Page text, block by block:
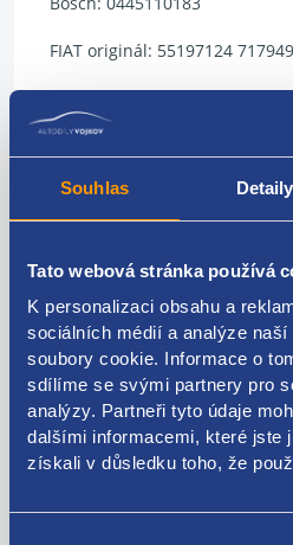
Souhlas Detaily
Tato webová stránka používá
K personalizaci obsahu a
sociálních médií a analýze
soubory cookie. Informace o
sdílíme se svými partnery pro
analýzy. Partneři tyto údaje
dalšími informacemi, které jste
získali v důsledku toho, že
FIAT originál: 55197124
OPEL orginál: 93190435
Kódy produktu
0445110183 55197124
93183910 9S51-9F593-BA
Použitelné pro vozy
Alfa Romeo Mito 1.3 MultiJet
Fiat Doblo 2000 - 2009 1.3
Za kvalitu